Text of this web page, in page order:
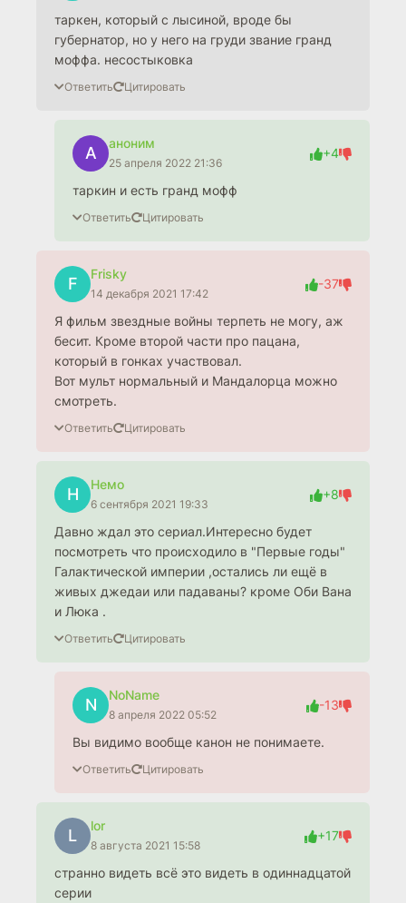
таркен, который с лысиной, вроде бы
губернатор, но у него на груди звание гранд
моффа. несостыковка
Ответить Цитировать
А
аноним
25 апреля 2022 21:36
+4
таркин и есть гранд мофф
Ответить Цитировать
F
Frisky
14 декабря 2021 17:42
-37
Я фильм звездные войны терпеть не могу, аж
бесит. Кроме второй части про пацана,
который в гонках участвовал.
Вот мульт нормальный и Мандалорца можно
смотреть.
Ответить Цитировать
Н
Немо
6 сентября 2021 19:33
+8
Давно ждал это сериал.Интересно будет
посмотреть что происходило в "Первые годы"
Галактической империи ,остались ли ещё в
живых джедаи или падаваны? кроме Оби Вана
и Люка .
Ответить Цитировать
N
NoName
8 апреля 2022 05:52
-13
Вы видимо вообще канон не понимаете.
Ответить Цитировать
L
lor
8 августа 2021 15:58
+17
странно видеть всё это видеть в одиннадцатой
серии